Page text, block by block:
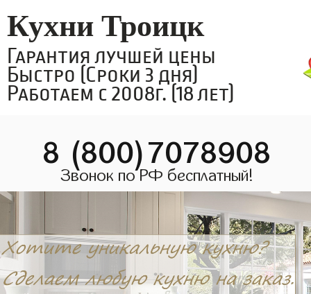
Кухни Троицк
Гарантия лучшей цены
Быстро (Сроки 3 дня)
Работаем с 2008г. (18 лет)
8 (800)7078908
Звонок по РФ бесплатный!